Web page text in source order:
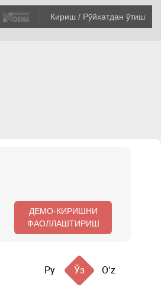
Кириш / Рўйхатдан ўтиш
ДЕМО-КИРИШНИ
ФАОЛЛАШТИРИШ
Ру Ўз Oʻz